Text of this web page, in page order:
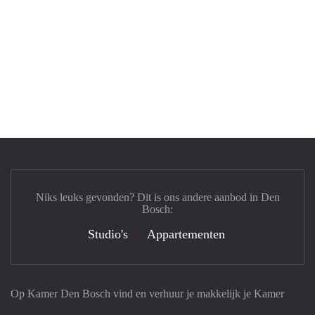
Op Kamer Den Bosch vind en verhuur je makkelijk je Kamer
Niks leuks gevonden? Dit is ons andere aanbod in Den
Bosch:
Studio's Appartementen